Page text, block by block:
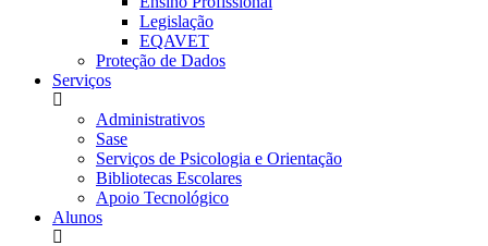
Legislação
EQAVET
Proteção de Dados
Serviços
Administrativos
Sase
Serviços de Psicologia e Orientação
Bibliotecas Escolares
Apoio Tecnológico
Alunos